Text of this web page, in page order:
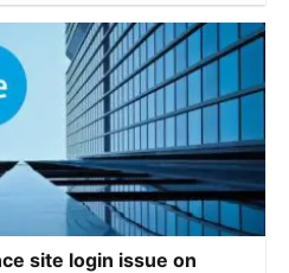
site login issue on